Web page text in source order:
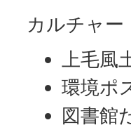
カルチャー
上毛風
環境ポ
図書館